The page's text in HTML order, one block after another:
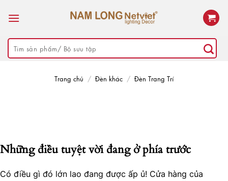
Tìm
kiếm:
Trang chủ / Đèn khác / Đèn Trang Trí
Những điều tuyệt vời đang ở phía trước
Có điều gì đó lớn lao đang được ấp ủ! Cửa hàng của